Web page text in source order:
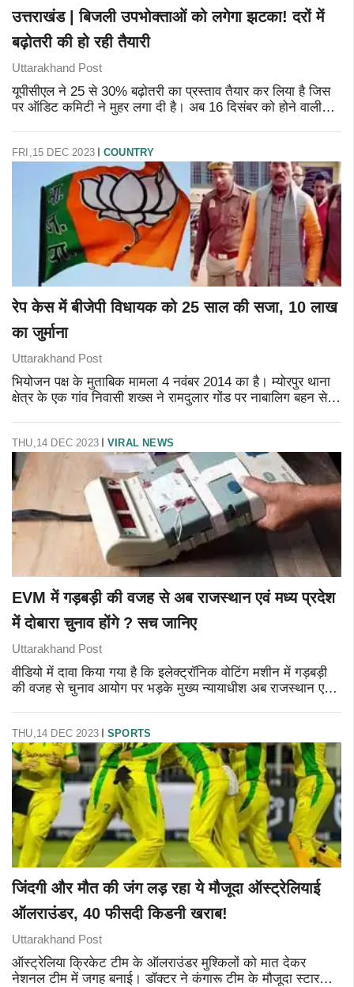
उत्तराखंड | बिजली उपभोक्ताओं को लगेगा झटका! दरों में
बढ़ोतरी की हो रही तैयारी
Uttarakhand Post
यूपीसीएल ने 25 से 30% बढ़ोतरी का प्रस्ताव तैयार कर लिया है जिस
पर ऑडिट कमिटी ने मुहर लगा दी है। अब 16 दिसंबर को होने वाली
FRI,15 DEC 2023 COUNTRY
रेप केस में बीजेपी विधायक को 25 साल की सजा, 10 लाख
का जुर्माना
Uttarakhand Post
भियोजन पक्ष के मुताबिक मामला 4 नवंबर 2014 का है। म्योरपुर थाना
क्षेत्र के एक गांव निवासी शख्स ने रामदुलार गोंड पर नाबालिग बहन से
THU,14 DEC 2023 VIRAL NEWS
EVM में गड़बड़ी की वजह से अब राजस्थान एवं मध्य प्रदेश
में दोबारा चुनाव होंगे ? सच जानिए
Uttarakhand Post
वीडियो में दावा किया गया है कि इलेक्ट्रॉनिक वोटिंग मशीन में गड़बड़ी
की वजह से चुनाव आयोग पर भड़के मुख्य न्यायाधीश अब राजस्थान एवं
THU,14 DEC 2023 SPORTS
जिंदगी और मौत की जंग लड़ रहा ये मौजूदा ऑस्ट्रेलियाई
ऑलराउंडर, 40 फीसदी किडनी खराब!
Uttarakhand Post
ऑस्ट्रेलिया क्रिकेट टीम के ऑलराउंडर मुश्किलों को मात देकर
नेशनल टीम में जगह बनाई। डॉक्टर ने कंगारू टीम के मौजूदा स्टार